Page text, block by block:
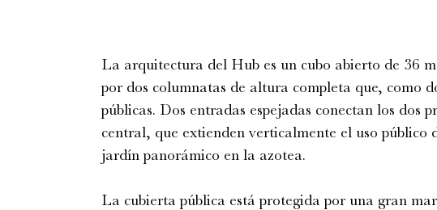
La arquitectura del Hub es un cubo abierto de 36
por dos columnatas de altura completa que, como
públicas. Dos entradas espejadas conectan los dos
central, que extienden verticalmente el uso público
jardín panorámico en la azotea.
La cubierta pública está protegida por una gran